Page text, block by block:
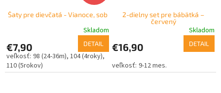
Šaty pre dievčatá - Vianoce, sob
Skladom
€7,90 DETAIL
98 (24-36m) 104 (4roky)
110 (5rokov)
2-dielny set pre bábätká –
červený
Skladom
€16,90 DETAIL
9-12 mes.